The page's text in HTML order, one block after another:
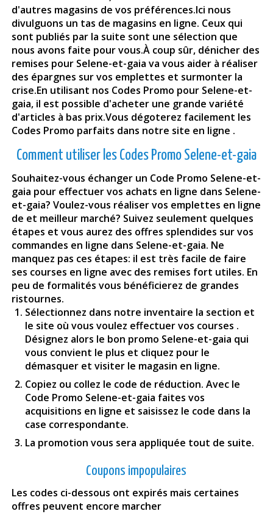
d'autres magasins de vos préférences.Ici nous
divulguons un tas de magasins en ligne. Ceux qui
sont publiés par la suite sont une sélection que
nous avons faite pour vous.À coup sûr, dénicher des
remises pour Selene-et-gaia va vous aider à réaliser
des épargnes sur vos emplettes et surmonter la
crise.En utilisant nos Codes Promo pour Selene-et-
gaia, il est possible d'acheter une grande variété
d'articles à bas prix.Vous dégoterez facilement les
Codes Promo parfaits dans notre site en ligne .
Comment utiliser les Codes Promo Selene-et-gaia
Souhaitez-vous échanger un Code Promo Selene-et-
gaia pour effectuer vos achats en ligne dans Selene-
et-gaia? Voulez-vous réaliser vos emplettes en ligne
de et meilleur marché? Suivez seulement quelques
étapes et vous aurez des offres splendides sur vos
commandes en ligne dans Selene-et-gaia. Ne
manquez pas ces étapes: il est très facile de faire
ses courses en ligne avec des remises fort utiles. En
peu de formalités vous bénéficierez de grandes
ristournes.
Sélectionnez dans notre inventaire la section et
le site où vous voulez effectuer vos courses .
Désignez alors le bon promo Selene-et-gaia qui
vous convient le plus et cliquez pour le
démasquer et visiter le magasin en ligne.
Copiez ou collez le code de réduction. Avec le
Code Promo Selene-et-gaia faites vos
acquisitions en ligne et saisissez le code dans la
case correspondante.
La promotion vous sera appliquée tout de suite.
Coupons impopulaires
Les codes ci-dessous ont expirés mais certaines
offres peuvent encore marcher